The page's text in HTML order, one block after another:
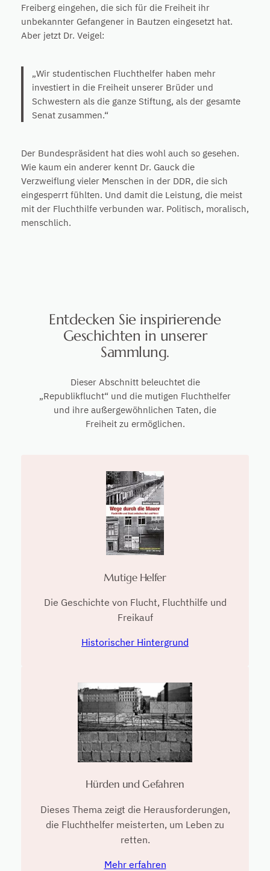
Freiberg eingehen, die sich für die Freiheit ihr
unbekannter Gefangener in Bautzen eingesetzt hat.
Aber jetzt Dr. Veigel:
„Wir studentischen Fluchthelfer haben mehr
investiert in die Freiheit unserer Brüder und
Schwestern als die ganze Stiftung, als der gesamte
Senat zusammen.“
Der Bundespräsident hat dies wohl auch so gesehen.
Wie kaum ein anderer kennt Dr. Gauck die
Verzweiflung vieler Menschen in der DDR, die sich
eingesperrt fühlten. Und damit die Leistung, die meist
mit der Fluchthilfe verbunden war. Politisch, moralisch,
menschlich.
Entdecken Sie inspirierende
Geschichten in unserer
Sammlung.
Dieser Abschnitt beleuchtet die
„Republikflucht“ und die mutigen Fluchthelfer
und ihre außergewöhnlichen Taten, die
Freiheit zu ermöglichen.
Mutige Helfer
Die Geschichte von Flucht, Fluchthilfe und
Freikauf
Historischer Hintergrund
Hürden und Gefahren
Dieses Thema zeigt die Herausforderungen,
die Fluchthelfer meisterten, um Leben zu
retten.
Mehr erfahren